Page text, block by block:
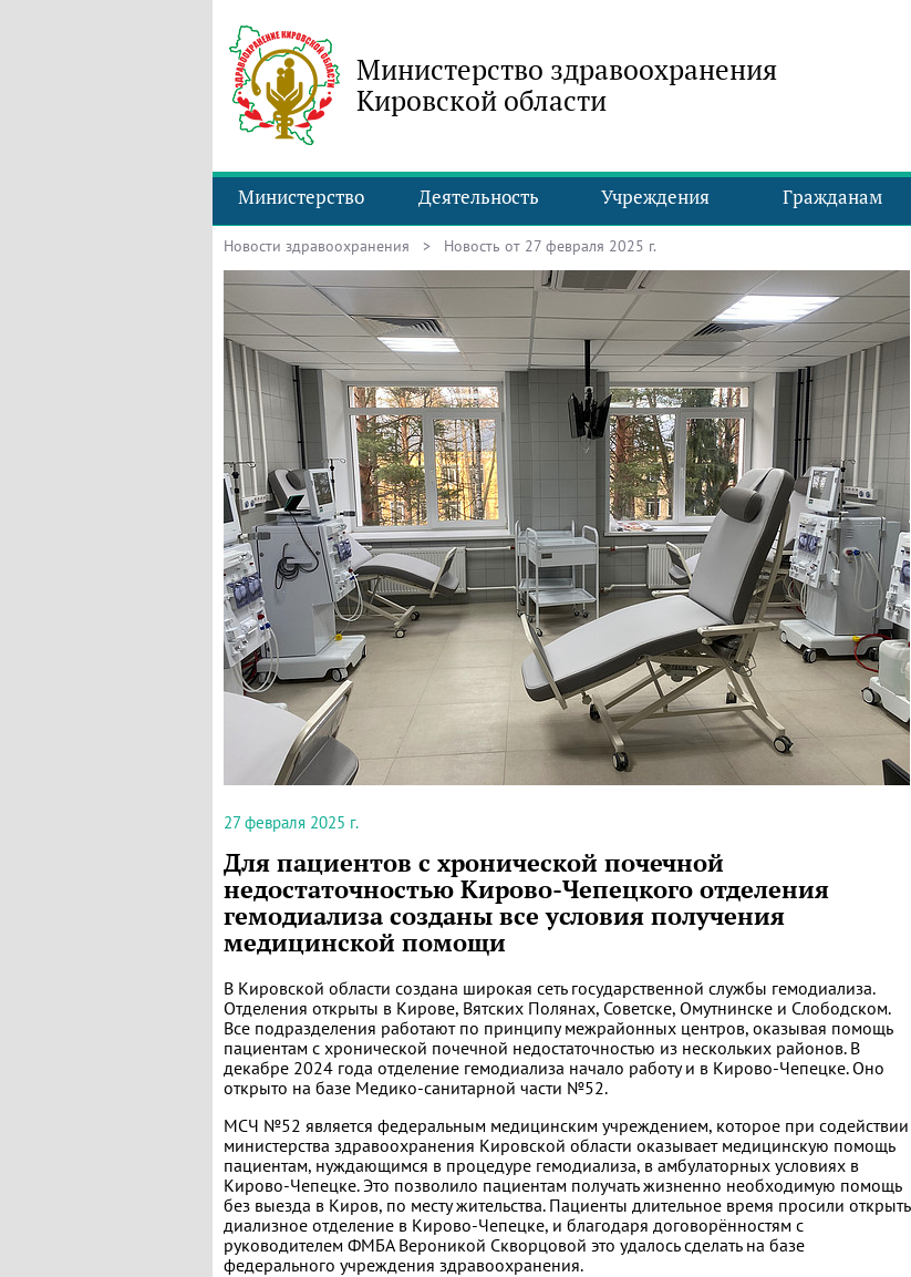
Министерство здравоохранения
Кировской области
Министерство Деятельность Учреждения Гражданам
Новости здравоохранения > Новость от 27 февраля 2025 г.
27 февраля 2025 г.
Для пациентов с хронической почечной
недостаточностью Кирово-Чепецкого отделения
гемодиализа созданы все условия получения
медицинской помощи
В Кировской области создана широкая сеть государственной службы гемодиализа.
Отделения открыты в Кирове, Вятских Полянах, Советске, Омутнинске и Слободском.
Все подразделения работают по принципу межрайонных центров, оказывая помощь
пациентам с хронической почечной недостаточностью из нескольких районов. В
декабре 2024 года отделение гемодиализа начало работу и в Кирово-Чепецке. Оно
открыто на базе Медико-санитарной части №52.
МСЧ №52 является федеральным медицинским учреждением, которое при содействии
министерства здравоохранения Кировской области оказывает медицинскую помощь
пациентам, нуждающимся в процедуре гемодиализа, в амбулаторных условиях в
Кирово-Чепецке. Это позволило пациентам получать жизненно необходимую помощь
без выезда в Киров, по месту жительства. Пациенты длительное время просили открыть
диализное отделение в Кирово-Чепецке, и благодаря договорённостям с
руководителем ФМБА Вероникой Скворцовой это удалось сделать на базе
федерального учреждения здравоохранения.